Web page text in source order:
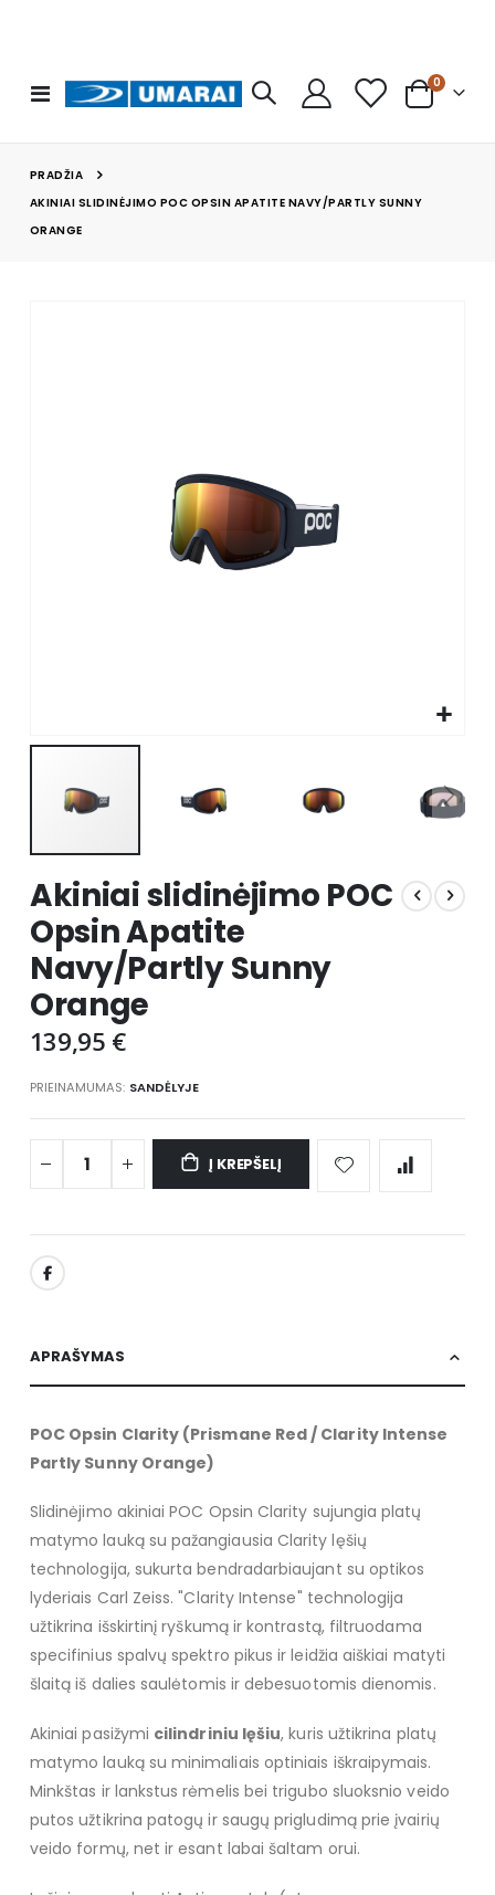
Toggle
Nav
Cart
0prekės
PRADŽIA
AKINIAI SLIDINĖJIMO POC OPSIN APATITE NAVY/PARTLY SUNNY
ORANGE
to
the
beginning
of
the
images
gallery
Akiniai slidinėjimo POC
Opsin Apatite
Navy/Partly Sunny
Orange
139,95 €
PRIEINAMUMAS: SANDĖLYJE
Į KREPŠELĮ
APRAŠYMAS
POC Opsin Clarity (Prismane Red / Clarity Intense
Partly Sunny Orange)
Slidinėjimo akiniai POC Opsin Clarity sujungia platų
matymo lauką su pažangiausia Clarity lęšių
technologija, sukurta bendradarbiaujant su optikos
lyderiais Carl Zeiss. "Clarity Intense" technologija
užtikrina išskirtinį ryškumą ir kontrastą, filtruodama
specifinius spalvų spektro pikus ir leidžia aiškiai matyti
šlaitą iš dalies saulėtomis ir debesuotomis dienomis.
Akiniai pasižymi cilindriniu lęšiu, kuris užtikrina platų
matymo lauką su minimaliais optiniais iškraipymais.
Minkštas ir lankstus rėmelis bei trigubo sluoksnio veido
putos užtikrina patogų ir saugų prigludimą prie įvairių
veido formų, net ir esant labai šaltam orui.